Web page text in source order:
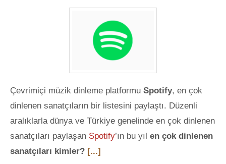
Çevrimiçi müzik dinleme platformu Spotify, en çok
dinlenen sanatçıların bir listesini paylaştı. Düzenli
aralıklarla dünya ve Türkiye genelinde en çok dinlenen
sanatçıları paylaşan Spotify’ın bu yıl en çok dinlenen
sanatçıları kimler? [...]